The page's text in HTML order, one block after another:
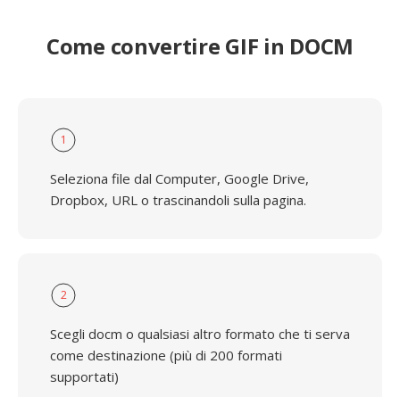
Come convertire GIF in DOCM
1
Seleziona file dal Computer, Google Drive,
Dropbox, URL o trascinandoli sulla pagina.
2
Scegli docm o qualsiasi altro formato che ti serva
come destinazione (più di 200 formati
supportati)